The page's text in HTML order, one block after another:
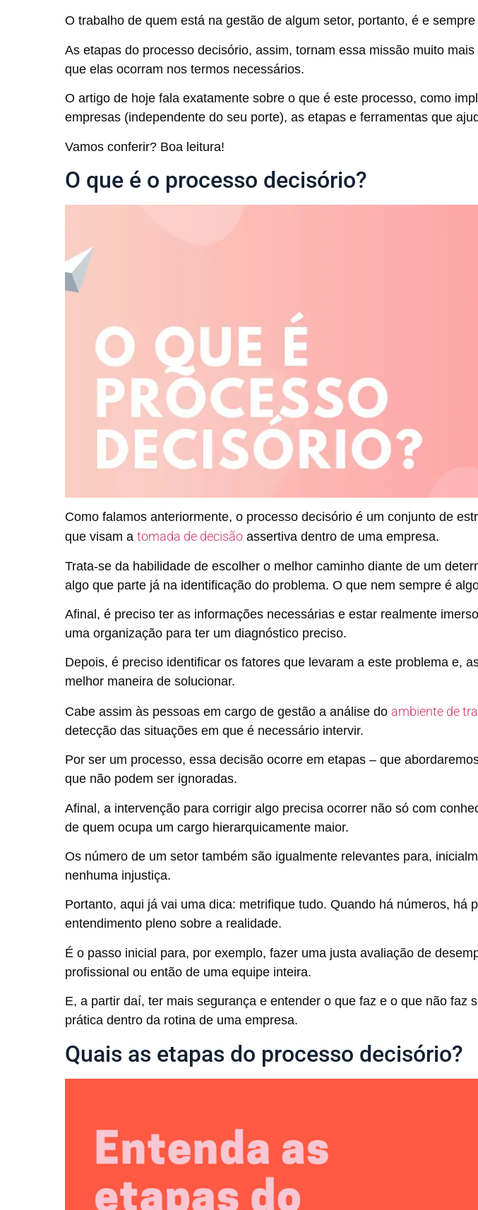
O trabalho de quem está na gestão de algum setor, portanto, é e
As etapas do processo decisório, assim, tornam essa missão muito
que elas ocorram nos termos necessários.
O artigo de hoje fala exatamente sobre o que é este processo, como
empresas (independente do seu porte), as etapas e ferramentas que
Vamos conferir? Boa leitura!
O que é o processo decisório?
Como falamos anteriormente, o processo decisório é um conjunto de
que visam a tomada de decisão assertiva dentro de uma empresa.
Trata-se da habilidade de escolher o melhor caminho diante de um
algo que parte já na identificação do problema. O que nem sempre é
Afinal, é preciso ter as informações necessárias e estar realmente
uma organização para ter um diagnóstico preciso.
Depois, é preciso identificar os fatores que levaram a este problema e,
melhor maneira de solucionar.
Cabe assim às pessoas em cargo de gestão a análise do ambiente de
detecção das situações em que é necessário intervir.
Por ser um processo, essa decisão ocorre em etapas – que
que não podem ser ignoradas.
Afinal, a intervenção para corrigir algo precisa ocorrer não só com
de quem ocupa um cargo hierarquicamente maior.
Os número de um setor também são igualmente relevantes para,
nenhuma injustiça.
Portanto, aqui já vai uma dica: metrifique tudo. Quando há números, há
entendimento pleno sobre a realidade.
É o passo inicial para, por exemplo, fazer uma justa avaliação de
profissional ou então de uma equipe inteira.
E, a partir daí, ter mais segurança e entender o que faz e o que não faz
prática dentro da rotina de uma empresa.
Quais as etapas do processo decisório?